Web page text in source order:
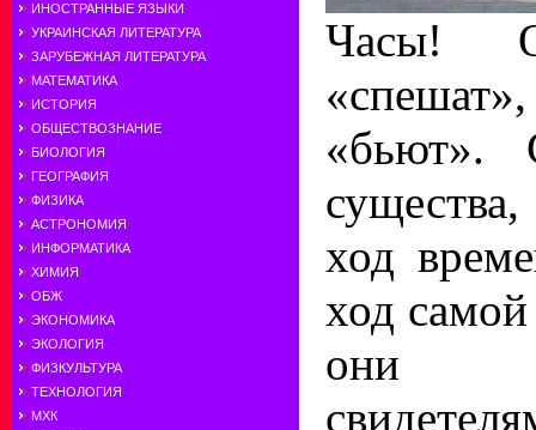
ИНОСТРАННЫЕ ЯЗЫКИ
УКРАИНСКАЯ ЛИТЕРАТУРА
ЗАРУБЕЖНАЯ ЛИТЕРАТУРА
МАТЕМАТИКА
ИСТОРИЯ
ОБЩЕСТВОЗНАНИЕ
БИОЛОГИЯ
ГЕОГРАФИЯ
ФИЗИКА
АСТРОНОМИЯ
ИНФОРМАТИКА
ХИМИЯ
ОБЖ
ЭКОНОМИКА
ЭКОЛОГИЯ
ФИЗКУЛЬТУРА
ТЕХНОЛОГИЯ
МХК
Часы!
«бьют».
ход
ход
они